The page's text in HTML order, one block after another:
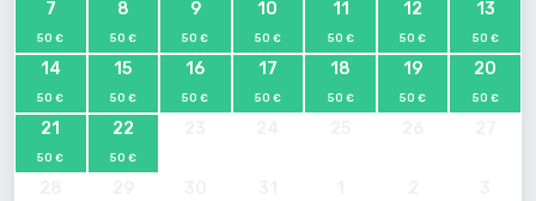
7
50 €
8
50 €
9
50 €
10
50 €
11
50 €
12
50 €
13
50 €
14
50 €
15
50 €
16
50 €
17
50 €
18
50 €
19
50 €
20
50 €
21
50 €
22
50 €